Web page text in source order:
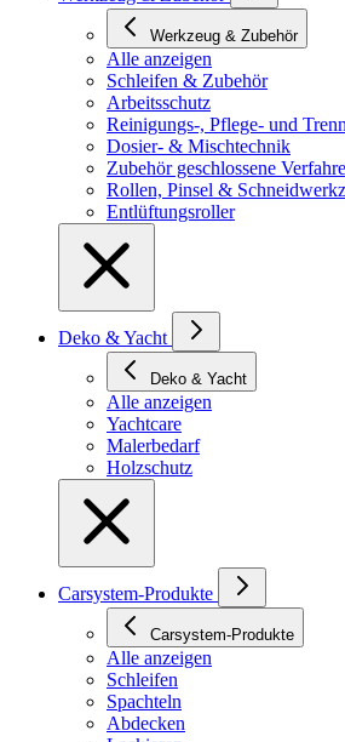
Werkzeug & Zubehör
Alle anzeigen
Schleifen & Zubehör
Arbeitsschutz
Reinigungs-, Pflege- und
Dosier- & Mischtechnik
Zubehör geschlossene
Rollen, Pinsel &
Entlüftungsroller
Deko & Yacht
Deko & Yacht
Alle anzeigen
Yachtcare
Malerbedarf
Holzschutz
Carsystem-Produkte
Carsystem-Produkte
Alle anzeigen
Schleifen
Spachteln
Abdecken